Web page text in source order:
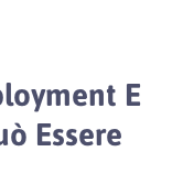
E
Essere